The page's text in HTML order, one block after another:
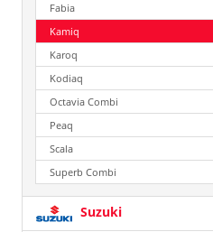
Fabia
Kamiq
Karoq
Kodiaq
Octavia Combi
Peaq
Scala
Superb Combi
Suzuki